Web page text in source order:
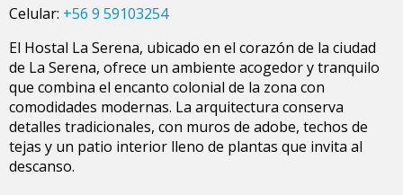
Celular: +56 9 59103254
El Hostal La Serena, ubicado en el corazón de la ciudad
de La Serena, ofrece un ambiente acogedor y tranquilo
que combina el encanto colonial de la zona con
comodidades modernas. La arquitectura conserva
detalles tradicionales, con muros de adobe, techos de
tejas y un patio interior lleno de plantas que invita al
descanso.